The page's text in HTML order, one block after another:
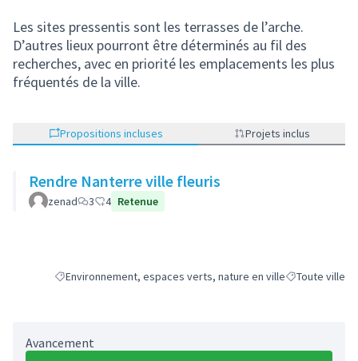
Les sites pressentis sont les terrasses de l’arche.
D’autres lieux pourront être déterminés au fil des
recherches, avec en priorité les emplacements les plus
fréquentés de la ville.
Propositions incluses Projets inclus
Rendre Nanterre ville fleuris
zenad 3 4 Retenue
Filtrer les résultats de la catégorie : Environnement, espaces
Environnement, espaces verts, nature en villeFiltrer les
Toute ville
Avancement